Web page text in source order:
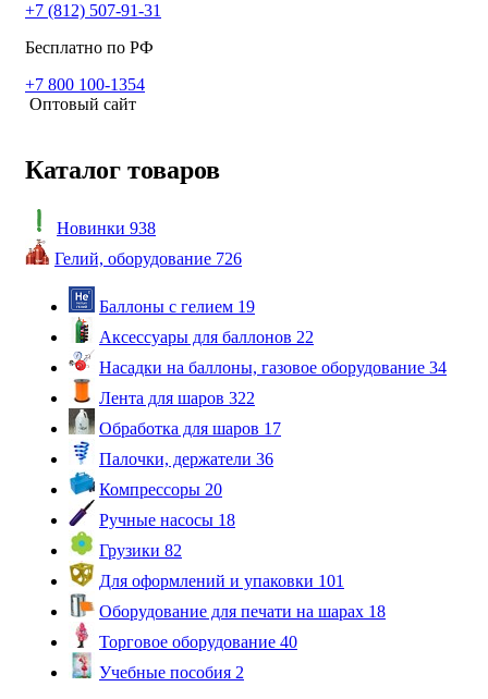
+7 (812) 507-91-31
Бесплатно по РФ
+7 800 100-1354
Оптовый сайт
Каталог товаров
Новинки 938
Гелий, оборудование 726
Баллоны с гелием 19
Аксессуары для баллонов 22
Насадки на баллоны, газовое оборудование 34
Лента для шаров 322
Обработка для шаров 17
Палочки, держатели 36
Компрессоры 20
Ручные насосы 18
Грузики 82
Для оформлений и упаковки 101
Оборудование для печати на шарах 18
Торговое оборудование 40
Учебные пособия 2